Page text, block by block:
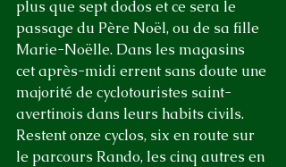
plus que sept dodos et ce sera le
passage du Père Noël, ou de sa fille
Marie-Noëlle. Dans les magasins
cet après-midi errent sans doute une
majorité de cyclotouristes saint-
avertinois dans leurs habits civils.
Restent onze cyclos, six en route sur
le parcours Rando, les cinq autres en